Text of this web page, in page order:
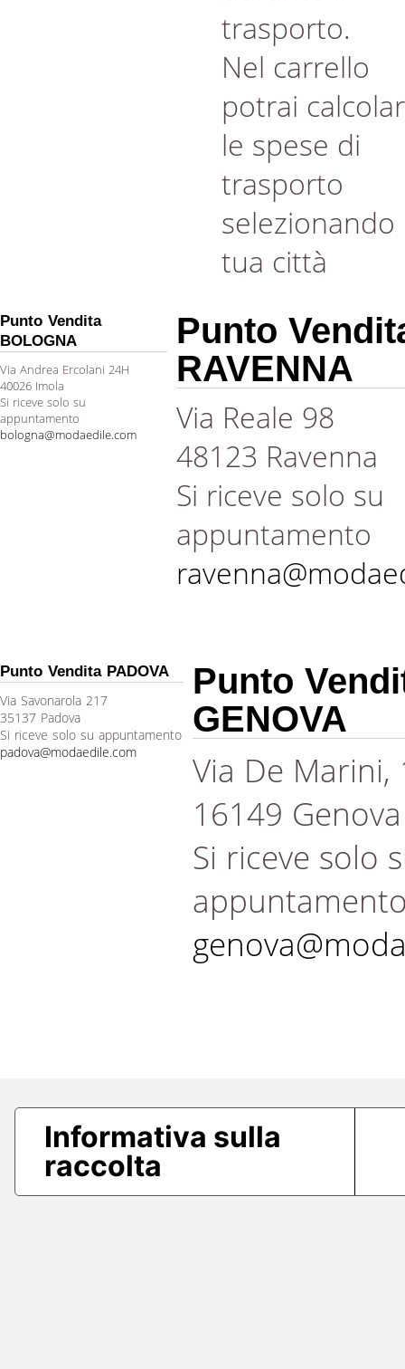
trasporto.
Nel carrello
potrai
le spese di
trasporto
selezionando
tua città
Punto Vendita
BOLOGNA
Via Andrea Ercolani 24H
40026 Imola
Si riceve solo su
appuntamento
bologna@modaedile.com
Punto
RAVENNA
Via Reale 98
48123 Ravenna
Si riceve solo su
appuntamento
Punto Vendita PADOVA
Via Savonarola 217
35137 Padova
Si riceve solo su appuntamento
padova@modaedile.com
Punto
GENOVA
Via De Marini,
16149 Genova
Si riceve solo
Informativa sulla
raccolta